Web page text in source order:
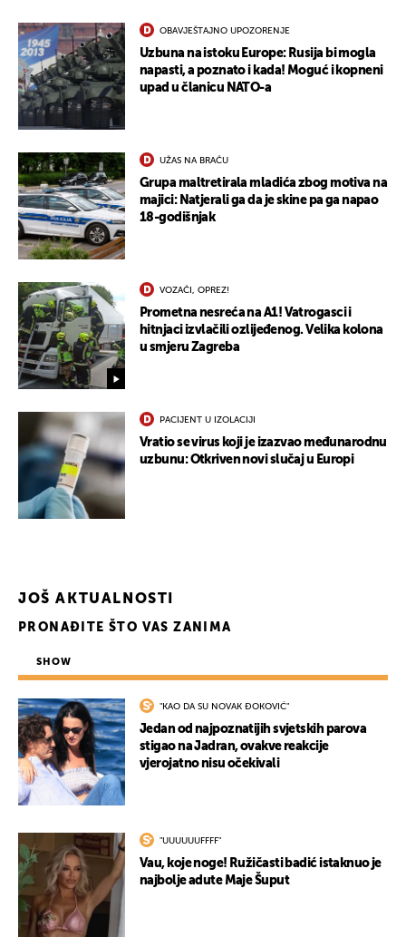
OBAVJEŠTAJNO UPOZORENJE
Uzbuna na istoku Europe: Rusija bi mogla
napasti, a poznato i kada! Moguć i kopneni
upad u članicu NATO-a
UŽAS NA BRAČU
Grupa maltretirala mladića zbog motiva na
majici: Natjerali ga da je skine pa ga napao
18-godišnjak
VOZAČI, OPREZ!
Prometna nesreća na A1! Vatrogasci i
hitnjaci izvlačili ozlijeđenog. Velika kolona
u smjeru Zagreba
PACIJENT U IZOLACIJI
Vratio se virus koji je izazvao međunarodnu
uzbunu: Otkriven novi slučaj u Europi
JOŠ AKTUALNOSTI
PRONAĐITE ŠTO VAS ZANIMA
SHOW
"KAO DA SU NOVAK ĐOKOVIĆ"
Jedan od najpoznatijih svjetskih parova
stigao na Jadran, ovakve reakcije
vjerojatno nisu očekivali
"UUUUUUFFFF"
Vau, koje noge! Ružičasti badić istaknuo je
najbolje adute Maje Šuput